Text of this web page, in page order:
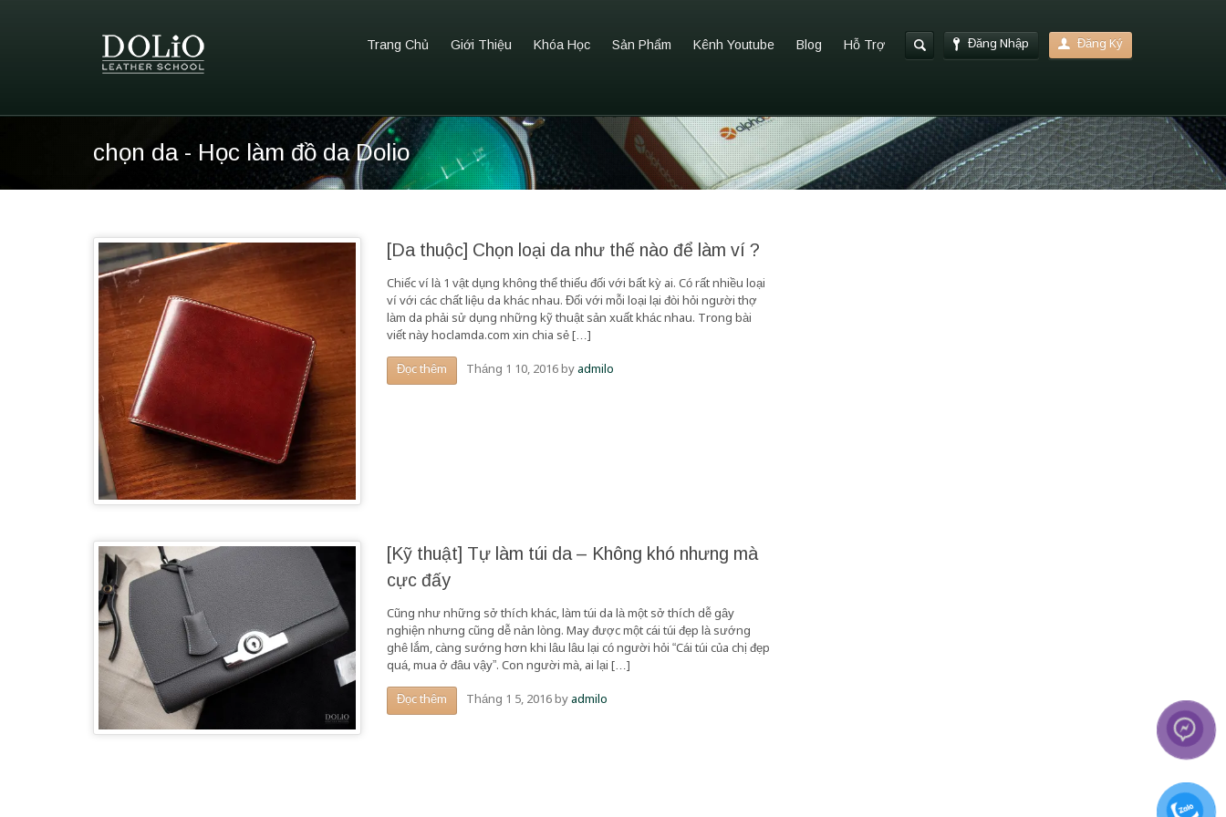
Đăng Nhập Đăng Ký
Trang Chủ Giới Thiệu Khóa Học Sản Phẩm Kênh Youtube Blog Hỗ Trợ
chọn da - Học làm đồ da Dolio
[Da thuộc] Chọn loại da như thế nào để làm ví ?
Chiếc ví là 1 vật dụng không thể thiếu đối với bất kỳ ai. Có rất nhiều loại
ví với các chất liệu da khác nhau. Đối với mỗi loại lại đòi hỏi người thợ
làm da phải sử dụng những kỹ thuật sản xuất khác nhau. Trong bài
viết này hoclamda.com xin chia sẻ […]
Đọc thêm Tháng 1 10, 2016byadmilo
[Kỹ thuật] Tự làm túi da – Không khó nhưng mà
cực đấy
Cũng như những sở thích khác, làm túi da là một sở thích dễ gây
nghiện nhưng cũng dễ nản lòng. May được một cái túi đẹp là sướng
ghê lắm, càng sướng hơn khi lâu lâu lại có người hỏi “Cái túi của chị đẹp
quá, mua ở đâu vậy”. Con người mà, ai lại […]
Đọc thêm Tháng 1 5, 2016byadmilo